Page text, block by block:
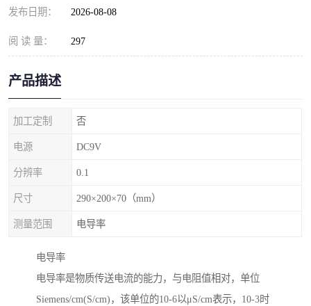
发布日期： 2026-08-08
阅 读 量： 297
产品描述
加工定制 否
电源 DC9V
分辨率 0.1
尺寸 290×200×70（mm）
测量范围 电导率
电导率
电导率是物质传送电流的能力，与电阻值相对，单位
Siemens/cm(S/cm)，该单位的10-6以μS/cm表示，10-3时